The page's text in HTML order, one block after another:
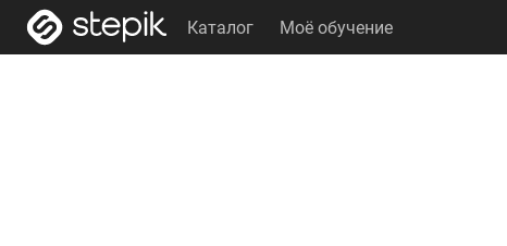
Каталог Моё обучение